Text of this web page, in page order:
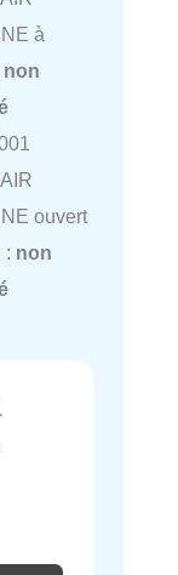
à
non
ouvert
: non